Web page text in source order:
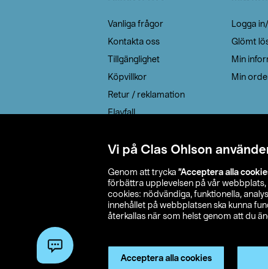
Vi på Clas Ohlson
Genom att trycka ”Acceptera alla
förbättra upplevelsen på vår
cookies: nödvändiga, funktionella,
innehållet på webbplatsen ska kunna
återkallas när som helst genom att du
Acceptera alla cookies
Vanliga frågor
Kontakta oss
Tillgänglighet
Köpvillkor
Retur / reklamation
Elavfall
Leveransalternativ
Logga
Glömt
Min
Min